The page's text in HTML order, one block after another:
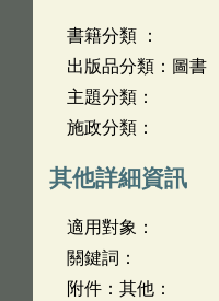
書籍分類 ：
出版品分類：圖書
主題分類：
施政分類：
其他詳細資訊
適用對象：
關鍵詞：
附件：其他：